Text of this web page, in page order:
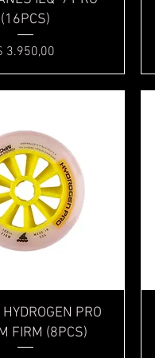
(16PCS)
3.950,00
rápida
PRO
FIRM (8PCS)